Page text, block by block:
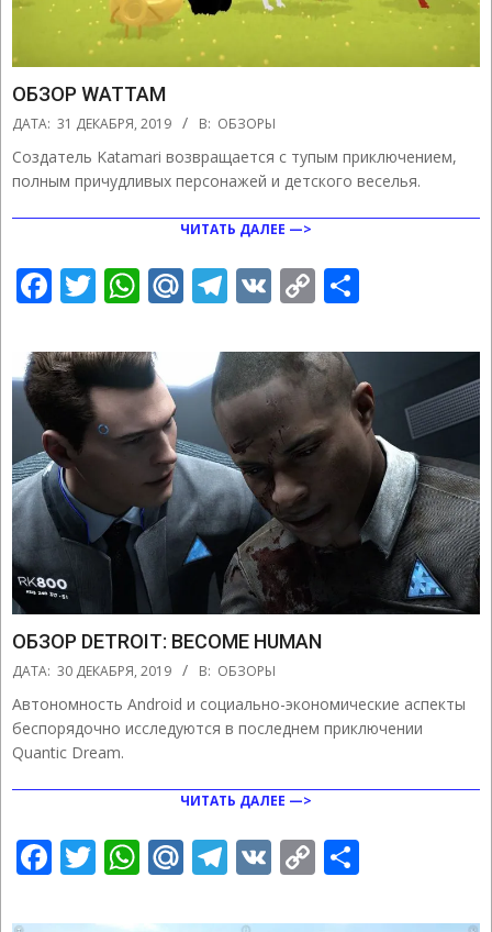
ОБЗОР WATTAM
2019-
31
ДАТА: 31 ДЕКАБРЯ, 2019 В: ОБЗОРЫ
Создатель Katamari возвращается с тупым приключением,
полным причудливых персонажей и детского веселья.
ЧИТАТЬ ДАЛЕЕ —>
Facebook
Twitter
WhatsApp
Mail.Ru
Telegram
VK Copy
ОБЗОР DETROIT: BECOME HUMAN
2019-
30
ДАТА: 30 ДЕКАБРЯ, 2019 В: ОБЗОРЫ
Автономность Android и социально-экономические аспекты
беспорядочно исследуются в последнем приключении
Quantic Dream.
ЧИТАТЬ ДАЛЕЕ —>
Facebook
Twitter
WhatsApp
Mail.Ru
Telegram
VK Copy